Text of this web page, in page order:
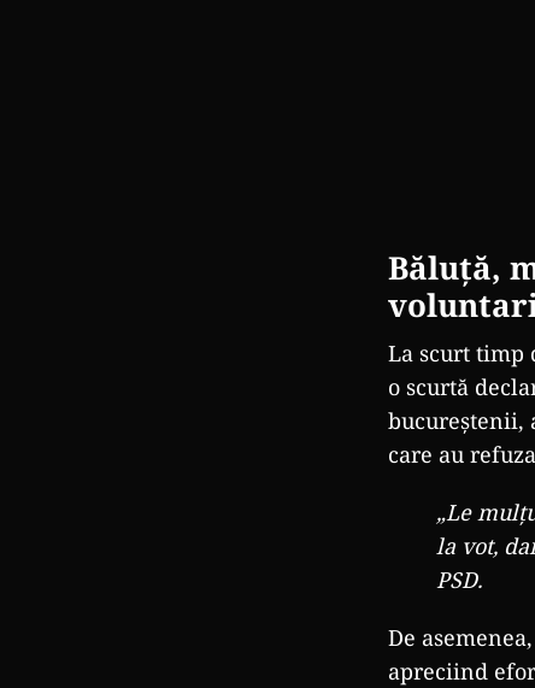
Băluță,
La scurt timp
o scurtă
bucureștenii,
care au
„Le
la vot,
PSD.
De
apreciind